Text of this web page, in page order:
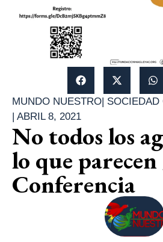
MUNDO NUESTRO| SOCIEDAD
| ABRIL 8, 2021
No todos los
lo que
Conferencia